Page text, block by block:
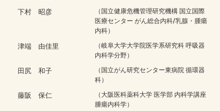
下村 昭彦
（国立健康危機管理研究機構 国立国際
医療センター がん総合内科/乳腺・腫瘍
内科）
津端 由佳里
（岐阜大学大学院医学系研究科 呼吸器
内科学分野）
田尻 和子
（国立がん研究センター東病院 循環器
科）
藤阪 保仁
（大阪医科薬科大学 医学部 内科学講座
腫瘍内科学）